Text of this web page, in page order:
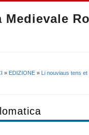
Medievale
» EDIZIONE » Li nouviaus tens